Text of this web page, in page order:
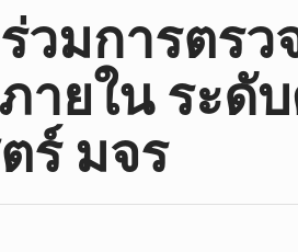
วมการตร
ายใน ระ
ร์ มจร